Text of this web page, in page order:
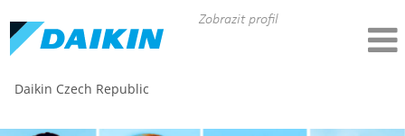
Zobrazit profil
Daikin Czech Republic